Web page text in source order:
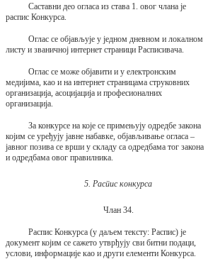
Саставни део огласа из става 1. овог члана је
распис Конкурса.
Оглас се објављује у једном дневном и локалном
листу и званичној интернет страници Расписивача.
Оглас се може објавити и у електронским
медијима, као и на интернет страницама струковних
организација, асоцијација и професионалних
организација.
За конкурсе на које се примењују одредбе закона
којим се уређују јавне набавке, објављивање огласа –
јавног позива се врши у складу са одредбама тог закона
и одредбама овог правилника.
5. Распис конкурса
Члан 34.
Распис Конкурса (у даљем тексту: Распис) је
документ којим се сажето утврђују сви битни подаци,
услови, информације као и други елементи Конкурса.